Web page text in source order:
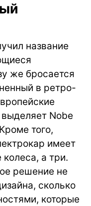
название
же бросается
в ретро-
Nobe
того,
имеет
а три.
решение не
сколько
которые